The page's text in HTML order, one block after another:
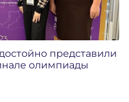
представили
олимпиады